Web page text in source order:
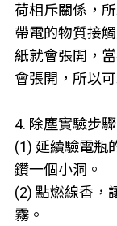
荷相斥關係，
帶電的物質接
紙就會張開，
會張開，所以
4. 除塵實驗步驟
(1) 延續驗電瓶
鑽一個小洞。
(2) 點燃線香，
霧。